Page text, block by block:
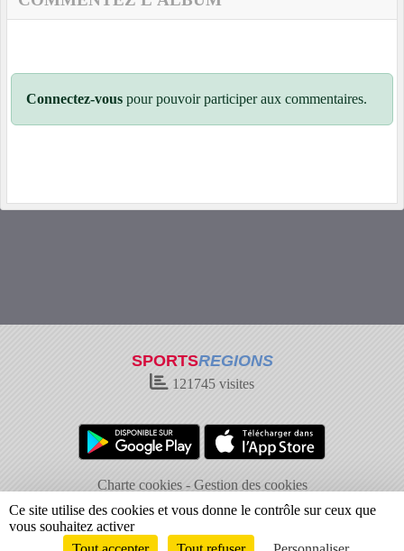
Connectez-vous pour pouvoir participer aux commentaires.
SPORTSREGIONS
121745 visites
Charte cookies
Gestion des cookies
Informations légales
Signaler un contenu inapproprié
Ce site utilise des cookies et vous donne le contrôle sur ceux que
vous souhaitez activer